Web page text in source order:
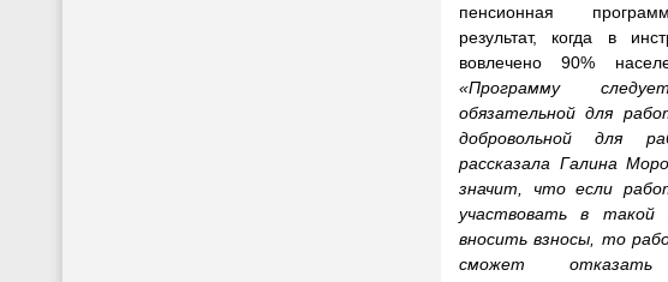
пенсионная
результат, когда в
вовлечено 90%
«Программу
обязательной для
добровольной для
рассказала Галина
значит, что если
участвовать в такой
вносить взносы, то
сможет